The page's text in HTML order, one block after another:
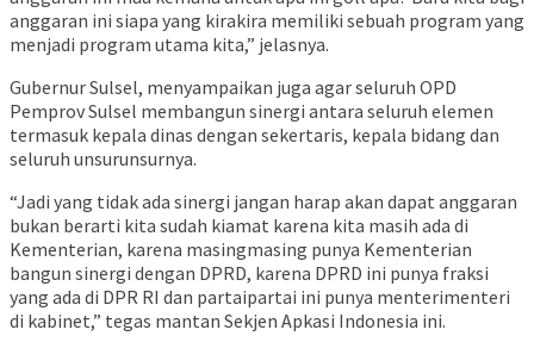
anggaran ini siapa yang kirakira memiliki sebuah program yang
menjadi program utama kita,” jelasnya.
Gubernur Sulsel, menyampaikan juga agar seluruh OPD
Pemprov Sulsel membangun sinergi antara seluruh elemen
termasuk kepala dinas dengan sekertaris, kepala bidang dan
seluruh unsurunsurnya.
“Jadi yang tidak ada sinergi jangan harap akan dapat anggaran
bukan berarti kita sudah kiamat karena kita masih ada di
Kementerian, karena masingmasing punya Kementerian
bangun sinergi dengan DPRD, karena DPRD ini punya fraksi
yang ada di DPR RI dan partaipartai ini punya menterimenteri
di kabinet,” tegas mantan Sekjen Apkasi Indonesia ini.